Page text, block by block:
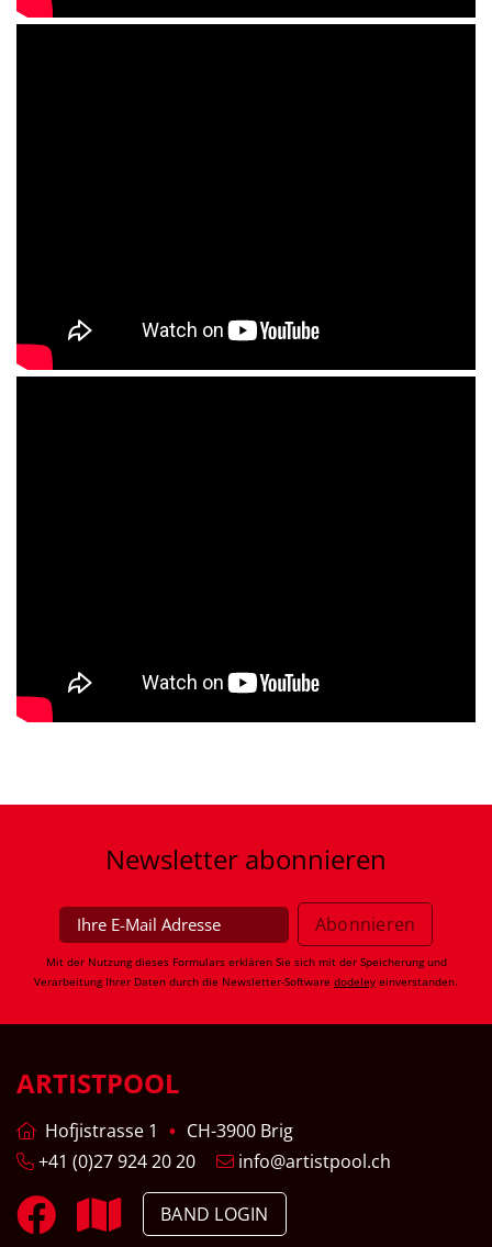
Newsletter abonnieren
Mit der Nutzung dieses Formulars erklären Sie sich mit der Speicherung und
Verarbeitung Ihrer Daten durch die Newsletter-Software dodeley einverstanden.
ARTISTPOOL
Hofjistrasse 1
CH-3900 Brig
+41 (0)27 924 20 20
info@artistpool.ch
BAND LOGIN